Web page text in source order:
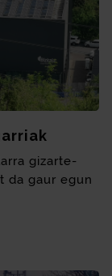
gizarte-
da gaur egun